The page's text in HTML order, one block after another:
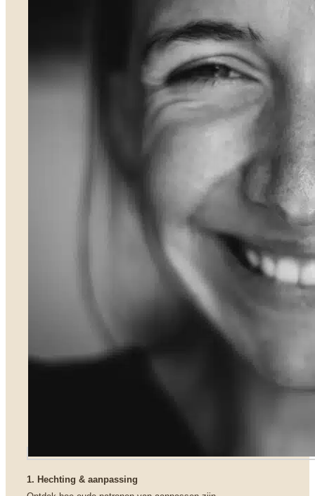
1. Hechting & aanpassing